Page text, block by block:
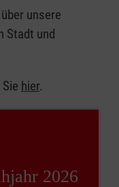
unsere
Stadt und
hier.
2026